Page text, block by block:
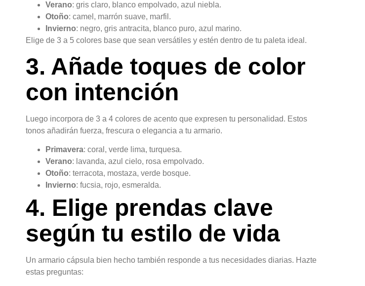
Verano: gris claro, blanco empolvado, azul niebla.
Otoño: camel, marrón suave, marfil.
Invierno: negro, gris antracita, blanco puro, azul marino.
Elige de 3 a 5 colores base que sean versátiles y estén dentro de tu paleta ideal.
3. Añade toques de color
con intención
Luego incorpora de 3 a 4 colores de acento que expresen tu personalidad. Estos
tonos añadirán fuerza, frescura o elegancia a tu armario.
Primavera: coral, verde lima, turquesa.
Verano: lavanda, azul cielo, rosa empolvado.
Otoño: terracota, mostaza, verde bosque.
Invierno: fucsia, rojo, esmeralda.
4. Elige prendas clave
según tu estilo de vida
Un armario cápsula bien hecho también responde a tus necesidades diarias. Hazte
estas preguntas: